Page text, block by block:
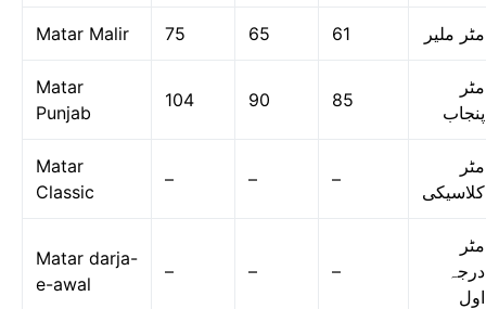
Matar Malir 75 65 61 مٹر ملیر
Matar
Punjab
104 90 85
مٹر
پنجاب
Matar
Classic
– – –
مٹر
کلاسیکی
Matar darja-
e-awal
– – –
مٹر
درجہ
اول